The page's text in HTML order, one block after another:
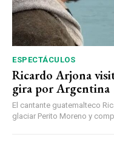
ESPECTÁCULOS
Ricardo Arjona
gira por Argentina
El cantante guatemalteco
glaciar Perito Moreno y